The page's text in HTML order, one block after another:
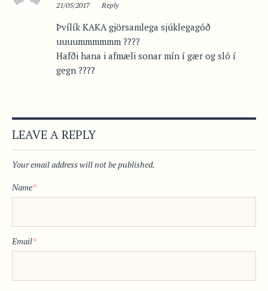
21/05/2017 Reply
Þvílík KAKA gjörsamlega sjúklegagóð
uuuummmmmm ????
Hafði hana i afmæli sonar mín í gær og sló í
gegn ????
LEAVE A REPLY
Your email address will not be published.
Name*
Email*